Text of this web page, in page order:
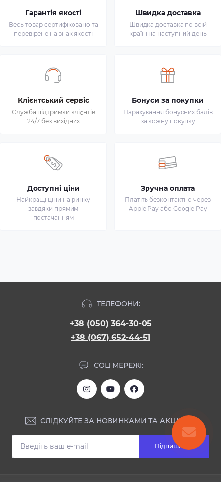
Гарантія якості
Весь товар сертифіковано та
перевірене на знак якості
Швидка доставка
Швидка доставка по всій
країні на наступний день
Клієнтський сервіс
Служба підтримки клієнтів
24/7 без вихідних
Бонуси за покупки
Нарахування бонусних балів
за кожну покупку
Доступні ціни
Найкращі ціни на ринку
завдяки прямим
постачанням
Зручна оплата
Платіть безконтактно через
Apple Pay або Google Pay
ТЕЛЕФОНИ:
+38 (050) 364-30-05
+38 (067) 652-44-51
СОЦ МЕРЕЖІ:
СЛІДКУЙТЕ ЗА НОВИНКАМИ ТА АКЦІЯМИ:
Підпишіться